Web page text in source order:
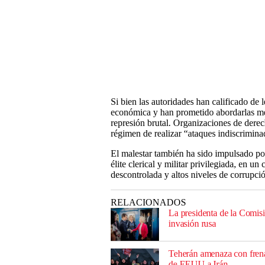
Si bien las autoridades han calificado de
económica y han prometido abordarlas
represión brutal. Organizaciones de
régimen de realizar “ataques
El malestar también ha sido impulsado
élite clerical y militar privilegiada, en un
descontrolada y altos niveles de
RELACIONADOS
La presidenta de la
invasión rusa
Teherán amenaza con